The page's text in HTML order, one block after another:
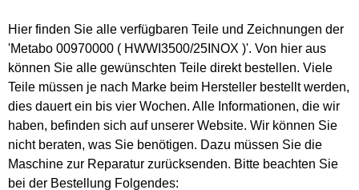
Hier finden Sie alle verfügbaren Teile und Zeichnungen der
'Metabo 00970000 ( HWWI3500/25INOX )'. Von hier aus
können Sie alle gewünschten Teile direkt bestellen. Viele
Teile müssen je nach Marke beim Hersteller bestellt werden,
dies dauert ein bis vier Wochen. Alle Informationen, die wir
haben, befinden sich auf unserer Website. Wir können Sie
nicht beraten, was Sie benötigen. Dazu müssen Sie die
Maschine zur Reparatur zurücksenden. Bitte beachten Sie
bei der Bestellung Folgendes: